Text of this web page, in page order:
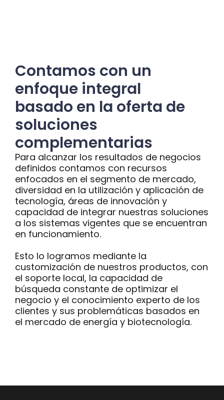
Contamos con un
enfoque integral
basado en la oferta de
soluciones
complementarias
Para alcanzar los resultados de negocios
definidos contamos con recursos
enfocados en el segmento de mercado,
diversidad en la utilización y aplicación de
tecnología, áreas de innovación y
capacidad de integrar nuestras soluciones
a los sistemas vigentes que se encuentran
en funcionamiento.
Esto lo logramos mediante la
customización de nuestros productos, con
el soporte local, la capacidad de
búsqueda constante de optimizar el
negocio y el conocimiento experto de los
clientes y sus problemáticas basados en
el mercado de energía y biotecnología.